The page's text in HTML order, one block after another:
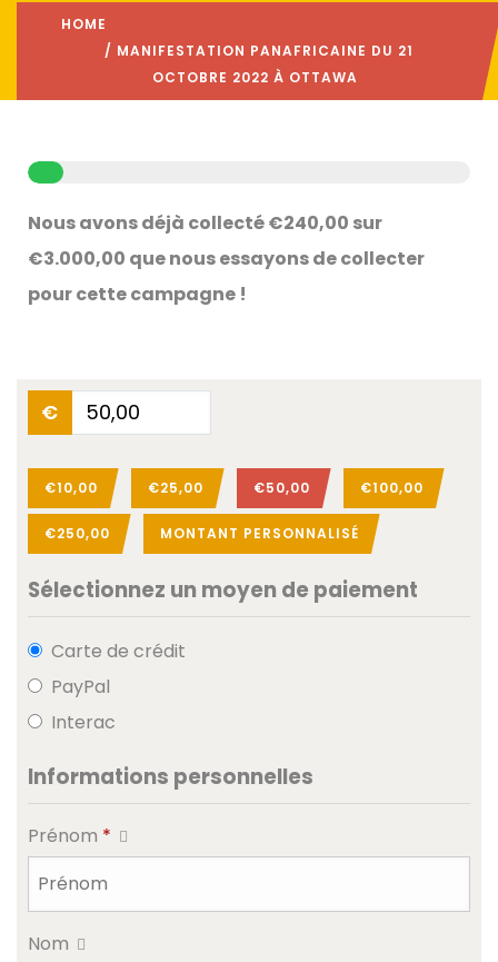
HOME
/ MANIFESTATION PANAFRICAINE DU 21
OCTOBRE 2022 À OTTAWA
Nous avons déjà collecté €240,00 sur
€3.000,00 que nous essayons de collecter
pour cette campagne !
€
€10,00 €25,00 €50,00 €100,00
€250,00 MONTANT PERSONNALISÉ
Sélectionnez un moyen de paiement
Carte de crédit
PayPal
Interac
Informations personnelles
Prénom *
Nom